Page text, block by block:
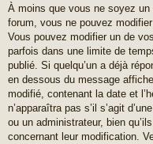
À moins que vous ne soyez
forum, vous ne pouvez
Vous pouvez modifier un de
parfois dans une limite de
publié. Si quelqu’un a déjà
en dessous du message
modifié, contenant la date et
n’apparaîtra pas s’il s’agit
ou un administrateur, bien
concernant leur modification.